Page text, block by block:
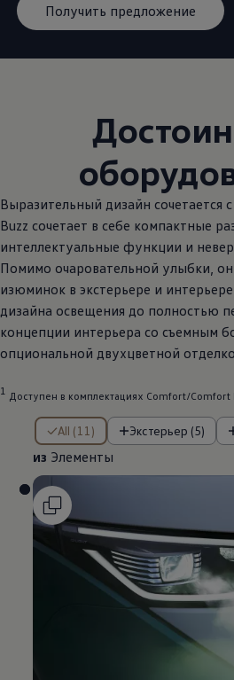
Получить предложение
Выразительный дизайн сочетается
Buzz сочетает в себе компактные
интеллектуальные функции и
Помимо очаровательной улыбки,
изюминок в экстерьере и
дизайна освещения до полностью
концепции интерьера со съемным
опциональной двухцветной
1 Доступен в комплектациях Comfort/Comfort
All (11) Экстерьер (5)
из Элементы
из Элементы